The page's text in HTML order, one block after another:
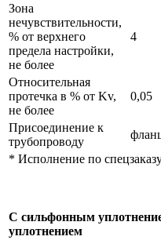
Зона
нечувствительности,
% от верхнего
предела настройки,
не более
4
Относительная
протечка в % от Kv,
не более
0,05
Присоединение к
трубопроводу
* Исполнение по
С сильфонным
уплотнением